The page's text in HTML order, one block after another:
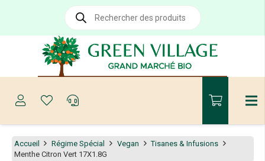
Recherche
produits
Accueil Régime Spécial Vegan
Tisanes & Infusions
Menthe Citron Vert 17X1.8G